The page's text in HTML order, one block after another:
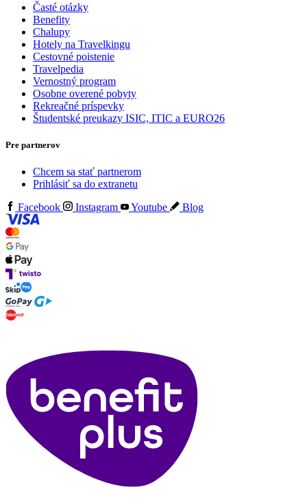
Časté otázky
Benefity
Chalupy
Hotely na Travelkingu
Cestovné poistenie
Travelpedia
Vernostný program
Osobne overené pobyty
Rekreačné príspevky
Študentské preukazy ISIC, ITIC a EURO26
Pre partnerov
Chcem sa stať partnerom
Prihlásiť sa do extranetu
Facebook
Instagram Youtube Blog